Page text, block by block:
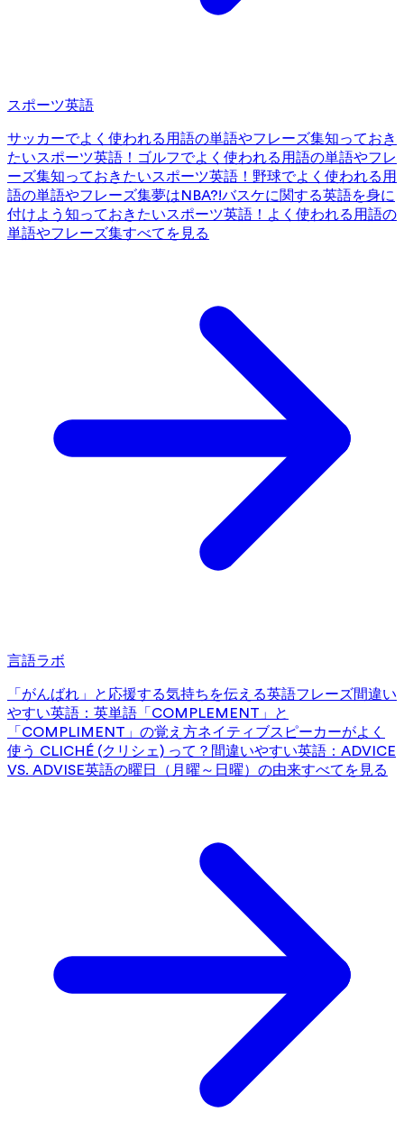
スポーツ英語
サッカーでよく使われる用語の単語やフレーズ集知っておき
たいスポーツ英語！ゴルフでよく使われる用語の単語やフレ
ーズ集知っておきたいスポーツ英語！野球でよく使われる用
語の単語やフレーズ集夢はNBA?!バスケに関する英語を身に
付けよう 知っておきたいスポーツ英語！よく使われる用語の
単語やフレーズ集すべてを見る
言語ラボ
「がんばれ」と応援する気持ちを伝える英語フレーズ間違い
やすい英語：英単語「COMPLEMENT」と
「COMPLIMENT」の覚え方ネイティブスピーカーがよく
使う CLICHÉ (クリシェ) って？ 間違いやすい英語：ADVICE
VS. ADVISE英語の曜日（月曜～日曜）の由来すべてを見る